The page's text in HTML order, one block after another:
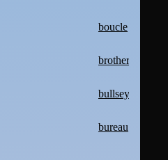
boucle
brother
bullseye
bureau